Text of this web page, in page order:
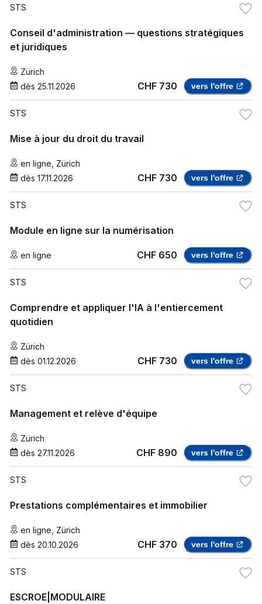
STS
Conseil d'administration — questions stratégiques
et juridiques
Zürich
dès 25.11.2026 CHF 730 vers l'offre
STS
Mise à jour du droit du travail
en ligne Zürich
dès 17.11.2026 CHF 730 vers l'offre
STS
Module en ligne sur la numérisation
en ligne CHF 650 vers l'offre
STS
Comprendre et appliquer l'IA à l'entiercement
quotidien
Zürich
dès 01.12.2026 CHF 730 vers l'offre
STS
Management et relève d'équipe
Zürich
dès 27.11.2026 CHF 890 vers l'offre
STS
Prestations complémentaires et immobilier
en ligne Zürich
dès 20.10.2026 CHF 370 vers l'offre
STS
ESCROE|MODULAIRE